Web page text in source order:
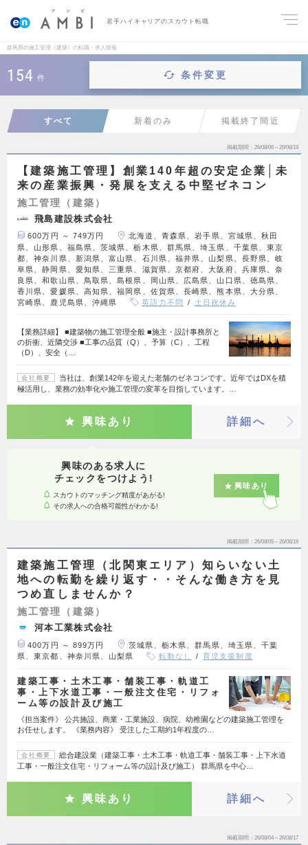
若手ハイキャリアのスカウト転職
群馬県の施工管理（建築）の転職・求人情報
154 件 条件変更
すべて 新着のみ 掲載終了間近
掲載期間 26/08/06～26/08/19
【建築施工管理】創業140年超の安定企業│未
来の産業振興・発展を支える中堅ゼネコン
施工管理（建築）
飛島建設株式会社
600万円 ～ 749万円
北海道、青森県、岩手県、宮城県、秋田
県、山形県、福島県、茨城県、栃木県、群馬県、埼玉県、千葉県、東京
都、神奈川県、新潟県、富山県、石川県、福井県、山梨県、長野県、岐
阜県、静岡県、愛知県、三重県、滋賀県、京都府、大阪府、兵庫県、奈
良県、和歌山県、鳥取県、島根県、岡山県、広島県、山口県、徳島県、
香川県、愛媛県、高知県、福岡県、佐賀県、長崎県、熊本県、大分県、
宮崎県、鹿児島県、沖縄県
英語力不問 土日祝休み
【業務詳細】 ■建築物の施工管理全般 ■施主・設計事務所と
の折衝、近隣交渉 ■工事の品質（Q）、予算（C）、工程
（D）、安全（…
会社概要
当社は、創業142年を迎えた老舗のゼネコンです。近年ではDXを積
極活用し、業務の効率化や施工管理の変革を目指しています。…
興味あり 詳細へ
興味のある求人に
チェックをつけよう!
スカウトのマッチング精度があがる!
その求人への合格可能性がわかる!
興味あり
掲載期間 26/08/05～26/08/18
建築施工管理（北関東エリア）知らいない土
地への転勤を繰り返す・・そんな働き方を見
つめ直しませんか？
施工管理（建築）
河本工業株式会社
400万円 ～ 899万円
茨城県、栃木県、群馬県、埼玉県、千葉
県、東京都、神奈川県、山梨県
転勤なし 育児支援制度
建築工事・土木工事・舗装工事・軌道工
事・上下水道工事・一般注文住宅・リフォ
ーム等の設計及び施工
《担当案件》 公共施設、商業・工業施設、病院、幼稚園などの建築施工管理を
お任せします。 《業務内容》 受注した工期約1年程度の…
会社概要
総合建設業（建築工事・土木工事・軌道工事・舗装工事・上下水道
工事・一般注文住宅・リフォーム等の設計及び施工） 群馬県を中心…
興味あり 詳細へ
掲載期間 26/08/04～26/08/17